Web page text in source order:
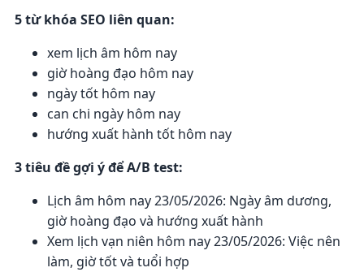
5 từ khóa SEO liên quan:
xem lịch âm hôm nay
giờ hoàng đạo hôm nay
ngày tốt hôm nay
can chi ngày hôm nay
hướng xuất hành tốt hôm nay
3 tiêu đề gợi ý để A/B test:
Lịch âm hôm nay 23/05/2026: Ngày âm dương,
giờ hoàng đạo và hướng xuất hành
Xem lịch vạn niên hôm nay 23/05/2026: Việc nên
làm, giờ tốt và tuổi hợp